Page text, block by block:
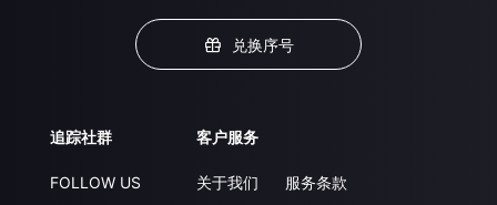
兑换序号
追踪社群
FOLLOW US
客户服务
关于我们
服务条款